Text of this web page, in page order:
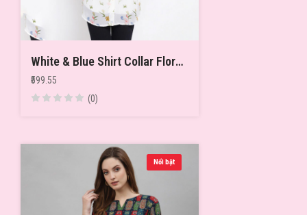
White & Blue Shirt Collar Floral Printed Tunic
₹599.55
(0)
Nổi bật